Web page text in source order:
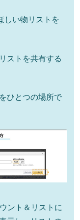
しい物リストを
ストを共有する
ひとつの場所で
ント＆リストに